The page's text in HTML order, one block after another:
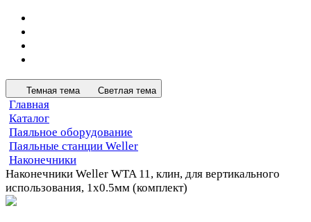
Темная тема Светлая тема
Главная
Каталог
Паяльное оборудование
Паяльные станции Weller
Наконечники
Наконечники Weller WTA 11, клин, для вертикального
использования, 1х0.5мм (комплект)